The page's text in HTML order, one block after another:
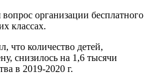
организации бесплатного
классах.
что количество детей,
снизилось на 1,6 тысячи
в 2019-2020 г.